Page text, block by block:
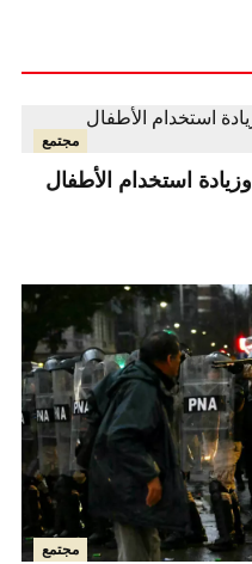
مجتمع
استخدام الأطفال
مجتمع